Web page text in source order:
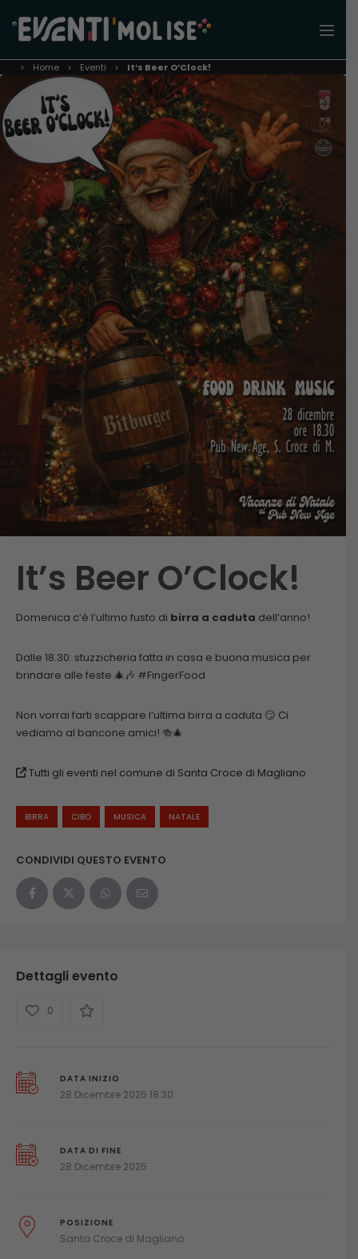
Home Eventi It’s Beer O’Clock!
It’s Beer O’Clock!
Domenica c’è l’ultimo fusto di birra a caduta dell’anno!
Dalle 18.30: stuzzicheria fatta in casa e buona musica per
brindare alle feste 🎄🎶 #FingerFood
Non vorrai farti scappare l’ultima birra a caduta 😏 Ci
vediamo al bancone amici! 🍻🎄
Tutti gli eventi nel comune di Santa Croce di Magliano
BIRRA CIBO MUSICA NATALE
CONDIVIDI QUESTO EVENTO
Dettagli evento
0
DATA INIZIO
28 Dicembre 2025 18:30
DATA DI FINE
28 Dicembre 2025
POSIZIONE
Santa Croce di Magliano